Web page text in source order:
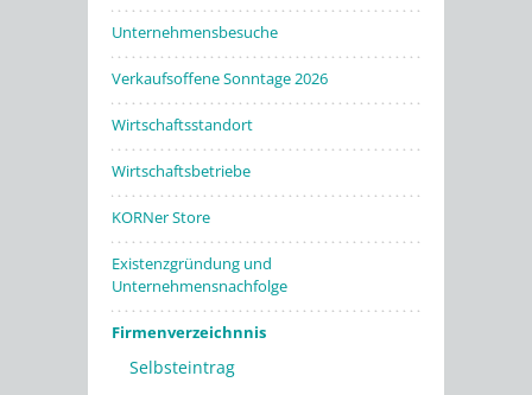
Unternehmensbesuche
Verkaufsoffene Sonntage 2026
Wirtschaftsstandort
Wirtschaftsbetriebe
KORNer Store
Existenzgründung und
Unternehmensnachfolge
Firmenverzeichnnis
Selbsteintrag